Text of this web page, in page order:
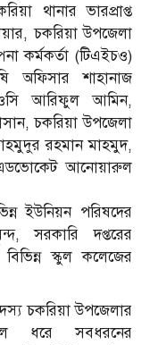
থানার ভারপ্রাপ্ত
চকরিয়া উপজেলা
কর্মকর্তা (টিএইচও)
অফিসার শাহানাজ
ওসি আরিফুল আমিন,
চকরিয়া উপজেলা
রহমান মাহমুদ,
এডভোকেট আনোয়ারুল
ইউনিয়ন পরিষদের
সরকারি দপ্তরের
বিভিন্ন স্কুল কলেজের
চকরিয়া উপজেলার
ধরে সবধরনের